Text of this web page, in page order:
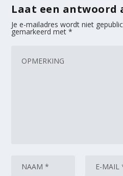
Laat een antwoord
Je e-mailadres wordt niet
gemarkeerd met*